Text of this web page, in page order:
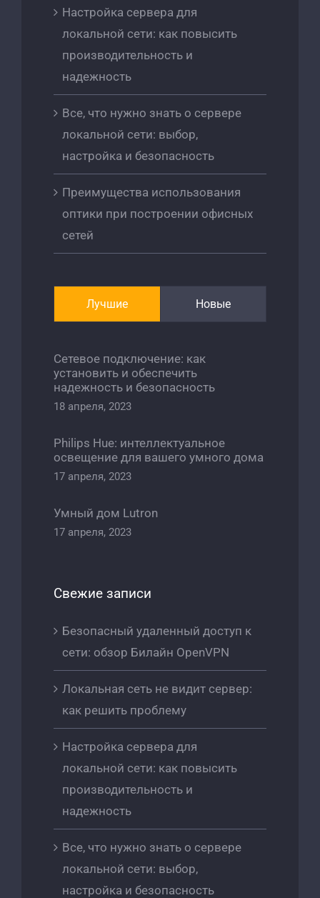
Настройка сервера для
локальной сети: как повысить
производительность и
надежность
Все, что нужно знать о сервере
локальной сети: выбор,
настройка и безопасность
Преимущества использования
оптики при построении офисных
сетей
Лучшие Новые
Сетевое подключение: как
установить и обеспечить
надежность и безопасность
18 апреля, 2023
Philips Hue: интеллектуальное
освещение для вашего умного дома
17 апреля, 2023
Умный дом Lutron
17 апреля, 2023
Свежие записи
Безопасный удаленный доступ к
сети: обзор Билайн OpenVPN
Локальная сеть не видит сервер:
как решить проблему
Настройка сервера для
локальной сети: как повысить
производительность и
надежность
Все, что нужно знать о сервере
локальной сети: выбор,
настройка и безопасность